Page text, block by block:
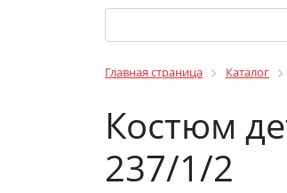
Главная страница Каталог
Костюм
237/1/2